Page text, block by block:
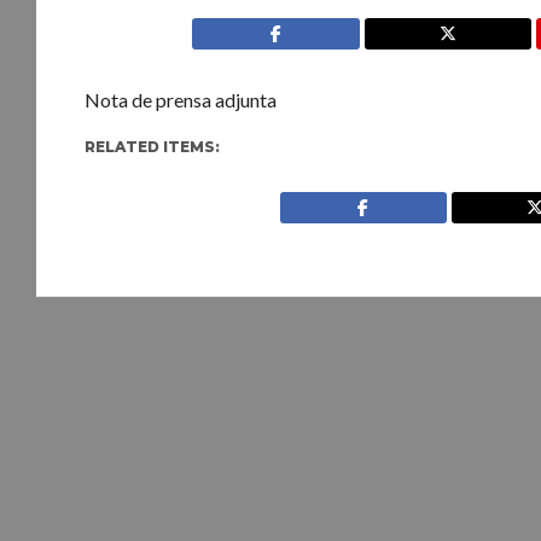
Nota de prensa adjunta
RELATED ITEMS: